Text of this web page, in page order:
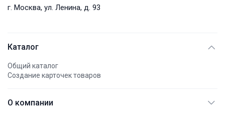
г. Москва, ул. Ленина, д. 93
Каталог
Общий каталог
Создание карточек товаров
О компании